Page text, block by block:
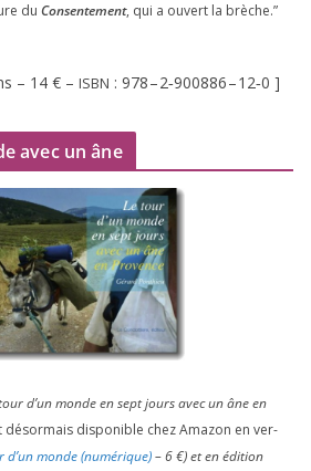
du Consentement, qui a ouvert la brèche.”
– 14 € – ISBN : 978–2‑900886–12‑0 ]
avec un âne
d’un monde en sept jours avec un âne en
désor­mais dis­po­nible chez Amazon en ver­
d’un monde (numé­rique)–6€) et en édi­tion